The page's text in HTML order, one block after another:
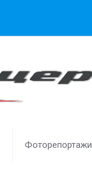
Фоторепортажи